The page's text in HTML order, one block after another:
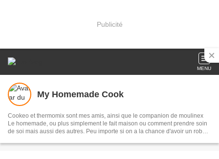
Publicité
MENU
My Homemade Cook
Cookeo et thermomix sont mes amis, ainsi que le companion de moulinex
Le homemade, ou plus simplement le fait maison ou comment prendre soin
de soi mais aussi des autres. Peu importe si on a la chance d'avoir un robot